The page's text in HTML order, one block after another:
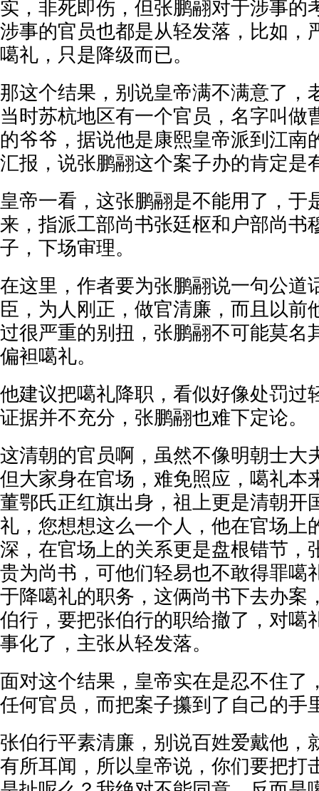
实，非死即伤，但张鹏翮对于涉事的
涉事的官员也都是从轻发落，比如，
噶礼，只是降级而已。
那这个结果，别说皇帝满不满意了，
当时苏杭地区有一个官员，名字叫做
的爷爷，据说他是康熙皇帝派到江南
汇报，说张鹏翮这个案子办的肯定是
皇帝一看，这张鹏翮是不能用了，于
来，指派工部尚书张廷枢和户部尚书
子，下场审理。
在这里，作者要为张鹏翮说一句公道
臣，为人刚正，做官清廉，而且以前
过很严重的别扭，张鹏翮不可能莫名
偏袒噶礼。
他建议把噶礼降职，看似好像处罚过
证据并不充分，张鹏翮也难下定论。
这清朝的官员啊，虽然不像明朝士大
但大家身在官场，难免照应，噶礼本
董鄂氏正红旗出身，祖上更是清朝开
礼，您想想这么一个人，他在官场上
深，在官场上的关系更是盘根错节，
贵为尚书，可他们轻易也不敢得罪噶
于降噶礼的职务，这俩尚书下去办案
伯行，要把张伯行的职给撤了，对噶
事化了，主张从轻发落。
面对这个结果，皇帝实在是忍不住了
任何官员，而把案子攥到了自己的手
张伯行平素清廉，别说百姓爱戴他，
有所耳闻，所以皇帝说，你们要把打